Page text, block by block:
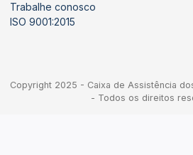
Trabalhe conosco
ISO 9001:2015
Copyright 2025 - Caixa de Assistência
- Todos os direitos